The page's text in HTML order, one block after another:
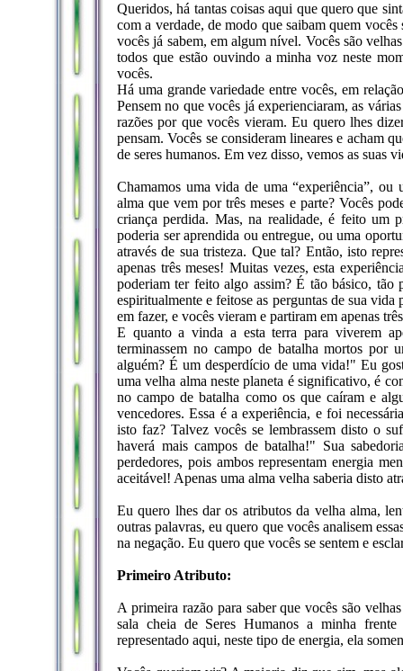
Queridos, há tantas coisas aqui que quero que
com a verdade, de modo que saibam quem
vocês já sabem, em algum nível. Vocês são
todos que estão ouvindo a minha voz neste
vocês.
Há uma grande variedade entre vocês, em
Pensem no que vocês já experienciaram, as
razões por que vocês vieram. Eu quero lhes
pensam. Vocês se consideram lineares e acham
de seres humanos. Em vez disso, vemos as suas
Chamamos uma vida de uma “experiência”, ou
alma que vem por três meses e parte? Vocês
criança perdida. Mas, na realidade, é feito um
poderia ser aprendida ou entregue, ou uma
através de sua tristeza. Que tal? Então, isto
apenas três meses! Muitas vezes, esta
poderiam ter feito algo assim? É tão básico,
espiritualmente e feitose as perguntas de sua
em fazer, e vocês vieram e partiram em apenas
E quanto a vinda a esta terra para viverem
terminassem no campo de batalha mortos por
alguém? É um desperdício de uma vida!" Eu
uma velha alma neste planeta é significativo, é
no campo de batalha como os que caíram e
vencedores. Essa é a experiência, e foi
isto faz? Talvez vocês se lembrassem disto o
haverá mais campos de batalha!" Sua
perdedores, pois ambos representam energia
aceitável! Apenas uma alma velha saberia disto
Eu quero lhes dar os atributos da velha alma,
outras palavras, eu quero que vocês analisem
na negação. Eu quero que vocês se sentem e
Primeiro Atributo:
A primeira razão para saber que vocês são
sala cheia de Seres Humanos a minha
representado aqui, neste tipo de energia, ela